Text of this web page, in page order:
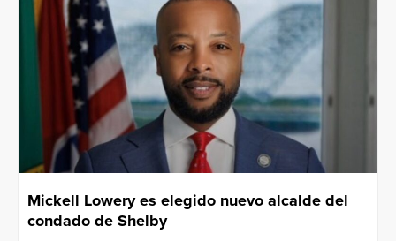
Mickell Lowery es elegido nuevo alcalde del
condado de Shelby